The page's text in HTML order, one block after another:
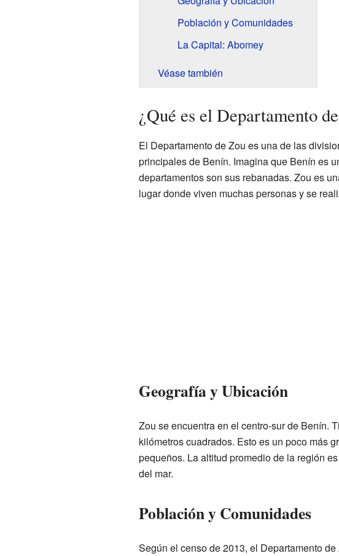
Población y Comunidades
La Capital: Abomey
Véase también
¿Qué es el Departamento
El Departamento de Zou es una de las
principales de Benín. Imagina que Benín es
departamentos son sus rebanadas. Zou es
lugar donde viven muchas personas y se
Geografía y Ubicación
Zou se encuentra en el centro-sur de Benín.
kilómetros cuadrados. Esto es un poco más
pequeños. La altitud promedio de la región
del mar.
Población y Comunidades
Según el censo de 2013, el Departamento